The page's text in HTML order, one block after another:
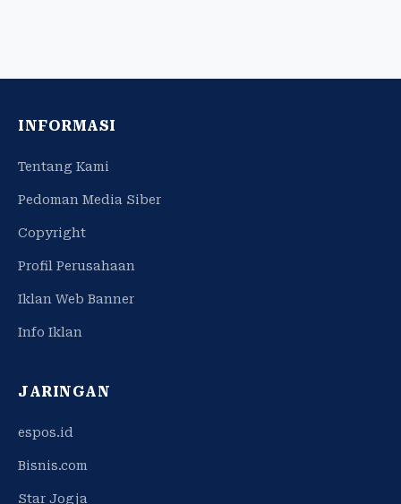
INFORMASI
Tentang Kami
Pedoman Media Siber
Copyright
Profil Perusahaan
Iklan Web Banner
Info Iklan
JARINGAN
espos.id
Bisnis.com
Star Jogja